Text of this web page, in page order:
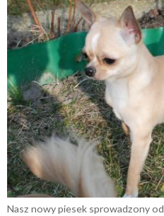
Nasz nowy piesek sprowadzony